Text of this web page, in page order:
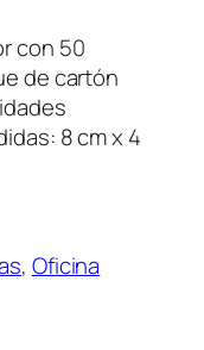
con 50
de cartón
8 cm x 4
, Oficina